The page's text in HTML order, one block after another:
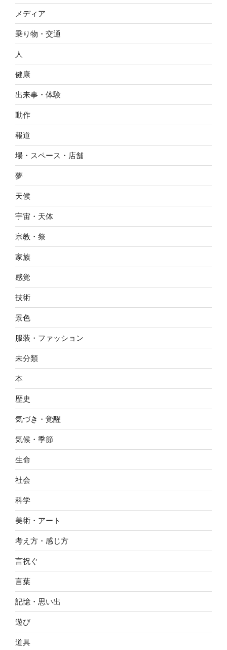
メディア
乗り物・交通
人
健康
出来事・体験
動作
報道
場・スペース・店舗
夢
天候
宇宙・天体
宗教・祭
家族
感覚
技術
景色
服装・ファッション
未分類
本
歴史
気づき・覚醒
気候・季節
生命
社会
科学
美術・アート
考え方・感じ方
言祝ぐ
言葉
記憶・思い出
遊び
道具